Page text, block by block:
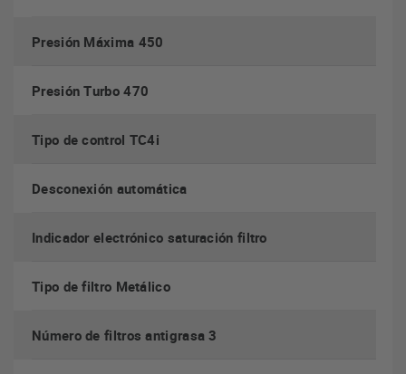
Presión Máxima 450
Presión Turbo 470
Tipo de control TC4i
Desconexión automática
Indicador electrónico saturación filtro
Tipo de filtro Metálico
Número de filtros antigrasa 3